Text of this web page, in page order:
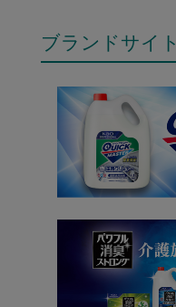
ブランドサイト